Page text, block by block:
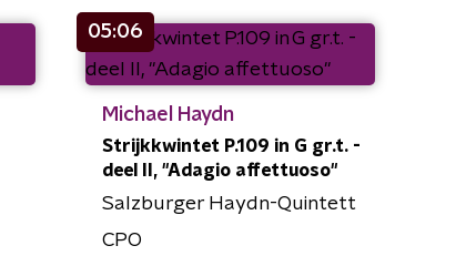
05:06
Michael Haydn
Strijkkwintet P.109 in G gr.t. -
deel II, "Adagio affettuoso"
Salzburger Haydn-Quintett
CPO